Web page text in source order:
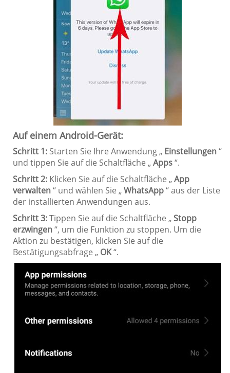
Auf einem Android-Gerät:
Schritt 1: Starten Sie Ihre Anwendung „ Einstellungen“
und tippen Sie auf die Schaltfläche „Apps“.
Schritt 2: Klicken Sie auf die Schaltfläche „App
verwalten“ und wählen Sie „WhatsApp“ aus der Liste
der installierten Anwendungen aus.
Schritt 3:Tippen Sie auf die Schaltfläche „Stopp
erzwingen“, um die Funktion zu stoppen. Um die
Aktion zu bestätigen, klicken Sie auf die
Bestätigungsabfrage „ OK“.